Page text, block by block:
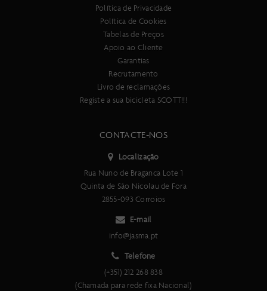
sistema eletrónico de 24 velocidades SRAM RED AXS
SRAM RED AXS HRD Shift-Brake System Sistema de mudanças
SRAM RED AXS Sistema de mudanças eletrónico
SRAM RED AXS HRD Shift-Brake System
SRAM PACELINE X 160 mm
Disco de travão traseiro
SRAM PACELINE X 140 mm
Syncros Capital SL 40 mm, eixo Syncros SL
Schwalbe Aerothan, Tube-type version Hookless Rim
Compatible, 700x29C, Schwalbe Aerothan Tube
Política de Privacidade
Política de Cookies
Tabelas de Preços
Apoio ao Cliente
Garantias
Recrutamento
Livro de reclamações
Registe a sua bicicleta SCOTT!!!
CONTACTE-NOS
Localização
Rua Nuno de Braganca Lote 1
Quinta de São Nicolau de Fora
2855-093 Corroios
E-mail
info@jasma.pt
Telefone
(+351) 212 268 838
(Chamada para rede fixa Nacional)